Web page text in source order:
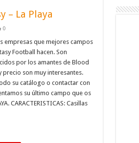
– La Playa
0
empresas que mejores campos
Football hacen. Son
por los amantes de Blood
precio son muy interesantes.
su catálogo o contactar con
su último campo que os
CARACTERISTICAS: Casillas